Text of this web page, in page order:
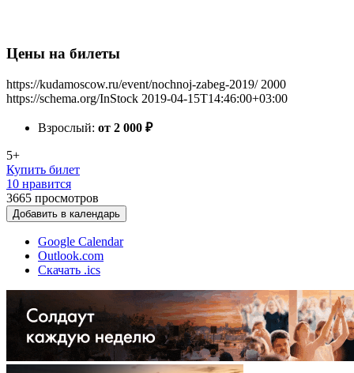
Цены на билеты
https://kudamoscow.ru/event/nochnoj-zabeg-2019/ 2000
https://schema.org/InStock 2019-04-15T14:46:00+03:00
Взрослый: от 2 000 ₽
5+
Купить билет
10 нравится
3665 просмотров
Добавить в календарь
Google Calendar
Outlook.com
Скачать .ics